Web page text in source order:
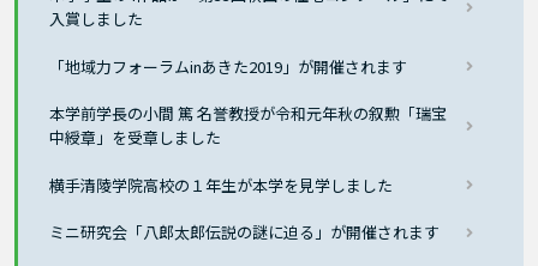
入賞しました
「地域力フォーラムinあきた2019」が開催されます
本学前学長の小間 篤 名誉教授が令和元年秋の叙勲「瑞宝
中綬章」を受章しました
横手清陵学院高校の１年生が本学を見学しました
ミニ研究会「八郎太郎伝説の謎に迫る」が開催されます